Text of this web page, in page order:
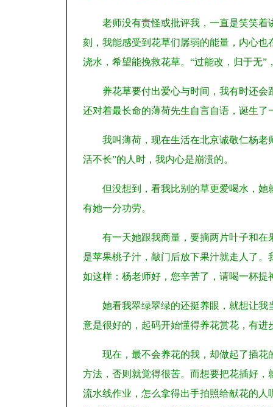
老师没有责怪或批评我，一直是笑笑
刻，我能感受到花草们孱弱的能量，内心
浇水，希望能挽救花草。“过能改，归于无”
养花草要付出爱心与时间，我有时还
还对着最长命的薄荷先生自言自语，诞生
我叫薄荷，现在生活在北京诚敬仁杨
活不长”的人时，我内心是崩溃的。
但没想到，看我比别的草更爱喝水，
有她一分功劳。
有一天她跟我商量，要摘两片叶子和
是苹果桃子汁，敲门后放下果汁就走人了
如这样：杨老师好，您辛苦了，请喝一杯提
她看我翠绿翠绿的还挺养眼，就想让
意是很好的，起码开始懂得养花赏花，有进
现在，最不会养花的我，却做起了插
方法，否则就觉得很苦。而想要把花插好
流水线作业，怎么拿得出手拍照给献花的